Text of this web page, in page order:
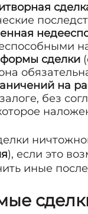
сделки
на
без
), если это
иные